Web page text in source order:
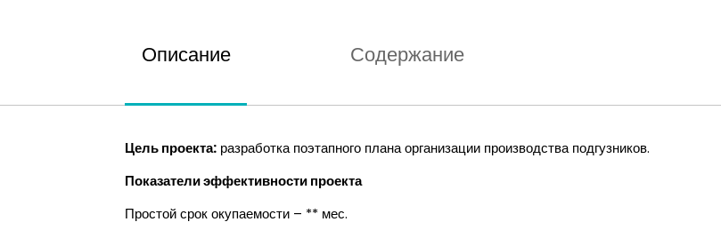
Описание Содержание
Цель проекта:разработка поэтапного плана организации производства подгузников.
Показатели эффективности проекта
Простой срок окупаемости – ** мес.